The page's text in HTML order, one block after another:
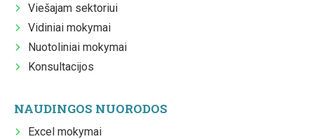
Viešajam sektoriui
Vidiniai mokymai
Nuotoliniai mokymai
Konsultacijos
NAUDINGOS NUORODOS
Excel mokymai